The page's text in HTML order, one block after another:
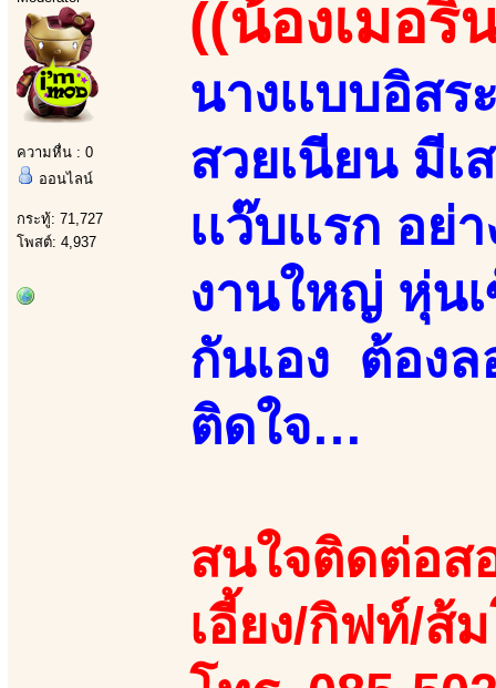
ความหื่น : 0
ออนไลน์
กระทู้: 71,727
โพสต์: 4,937
((น้องเมอริ
นางเเบบอิส
สวยเนียน มีเ
เเว๊บเเรก อ
งานใหญ่ หุ่น
กันเอง ต้องล
ติดใจ…
สนใจติดต่อส
เอี้ยง/กิฟท์/ส้